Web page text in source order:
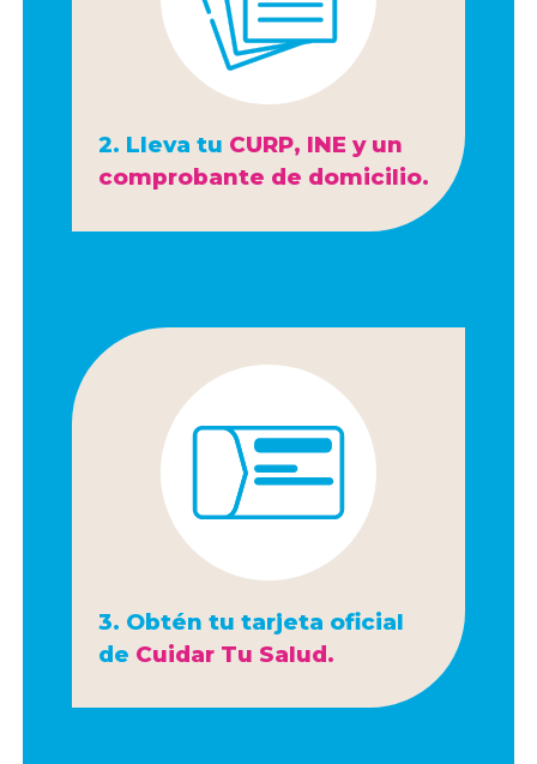
2. Lleva tu CURP, INE y un
comprobante de domicilio.
3. Obtén tu tarjeta oficial
de Cuidar Tu Salud.